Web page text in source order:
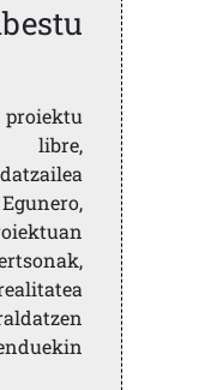
libre,